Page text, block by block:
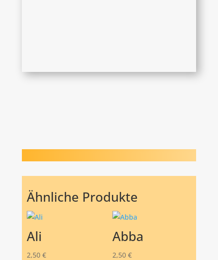
Ähnliche Produkte
Ali
2,50 €
Abba
2,50 €